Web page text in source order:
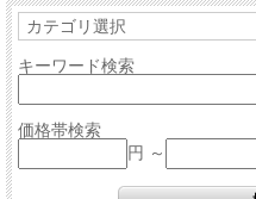
キーワード検索
価格帯検索
円 ～